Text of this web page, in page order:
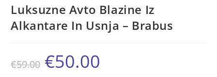
Luksuzne Avto Blazine Iz
Alkantare In Usnja – Brabus
€59.00
Izvirna
cena
je
€50.00